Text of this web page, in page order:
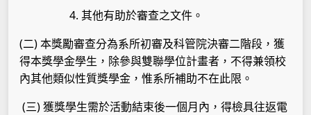
4. 其他有助於審查之文件。
(二) 本獎勵審查分為系所初審及科管院決審二階段，獲
得本獎學金學生，除參與雙聯學位計畫者，不得兼領校
內其他類似性質獎學金，惟系所補助不在此限。
(三) 獲獎學生需於活動結束後一個月內，得檢具往返電